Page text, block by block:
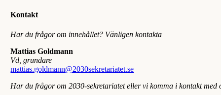
Kontakt
Har du frågor om innehållet? Vänligen kontakta
Mattias Goldmann
Vd, grundare
mattias.goldmann@2030sekretariatet.se
Har du frågor om 2030-sekretariatet eller vi komma i kontakt med